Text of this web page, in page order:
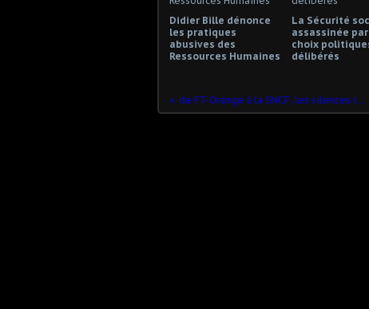
Didier Bille dénonce
les pratiques
abusives des
Ressources Humaines
La Sécurité
assassinée
choix
délibérés
de FT-Orange à la SNCF, les silences révélateurs